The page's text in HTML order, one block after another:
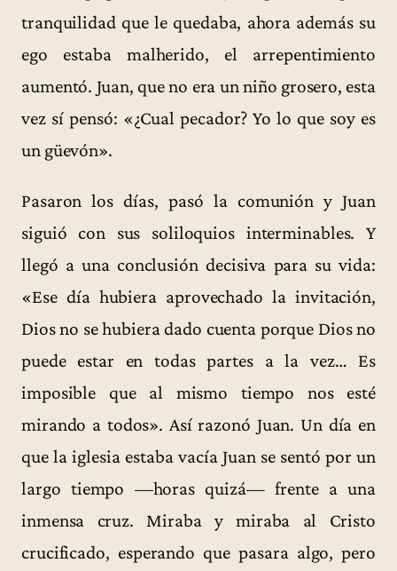
tranquilidad que le quedaba, ahora además su
ego estaba malherido, el arrepentimiento
aumentó. Juan, que no era un niño grosero, esta
vez sí pensó: «¿Cual pecador? Yo lo que soy es
un güevón».
Pasaron los días, pasó la comunión y Juan
siguió con sus soliloquios interminables. Y
llegó a una conclusión decisiva para su vida:
«Ese día hubiera aprovechado la invitación,
Dios no se hubiera dado cuenta porque Dios no
puede estar en todas partes a la vez… Es
imposible que al mismo tiempo nos esté
mirando a todos». Así razonó Juan. Un día en
que la iglesia estaba vacía Juan se sentó por un
largo tiempo —horas quizá— frente a una
inmensa cruz. Miraba y miraba al Cristo
crucificado, esperando que pasara algo, pero